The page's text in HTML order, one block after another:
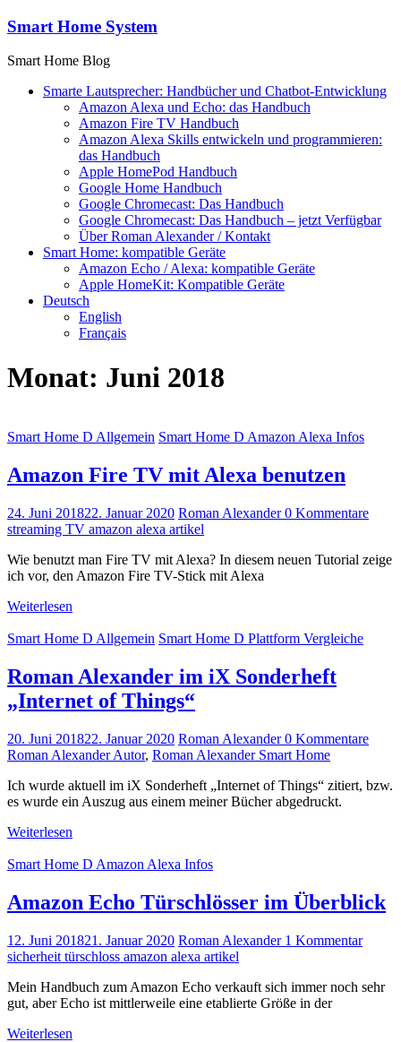
Zum
springen
Smart Home System
Smart Home Blog
Smarte Lautsprecher: Handbücher und Chatbot-Entwicklung
Amazon Alexa und Echo: das Handbuch
Amazon Fire TV Handbuch
Amazon Alexa Skills entwickeln und programmieren:
das Handbuch
Apple HomePod Handbuch
Google Home Handbuch
Google Chromecast: Das Handbuch
Google Chromecast: Das Handbuch – jetzt Verfügbar
Über Roman Alexander / Kontakt
Smart Home: kompatible Geräte
Amazon Echo / Alexa: kompatible Geräte
Apple HomeKit: Kompatible Geräte
Deutsch
English
Français
Monat: Juni 2018
Smart Home D Allgemein Smart Home D Amazon Alexa Infos
Amazon Fire TV mit Alexa benutzen
24. Juni 201822. Januar 2020 Roman Alexander0 Kommentare
streaming TV amazon alexa artikel
Wie benutzt man Fire TV mit Alexa? In diesem neuen Tutorial zeige
ich vor, den Amazon Fire TV-Stick mit Alexa
Weiterlesen
Smart Home D Allgemein Smart Home D Plattform Vergleiche
Roman Alexander im iX Sonderheft
„Internet of Things“
20. Juni 201822. Januar 2020 Roman Alexander0 Kommentare
Roman Alexander Autor, Roman Alexander Smart Home
Ich wurde aktuell im iX Sonderheft „Internet of Things“ zitiert, bzw.
es wurde ein Auszug aus einem meiner Bücher abgedruckt.
Weiterlesen
Smart Home D Amazon Alexa Infos
Amazon Echo Türschlösser im Überblick
12. Juni 201821. Januar 2020 Roman Alexander 1 Kommentar
sicherheit türschloss amazon alexa artikel
Mein Handbuch zum Amazon Echo verkauft sich immer noch sehr
gut, aber Echo ist mittlerweile eine etablierte Größe in der
Weiterlesen